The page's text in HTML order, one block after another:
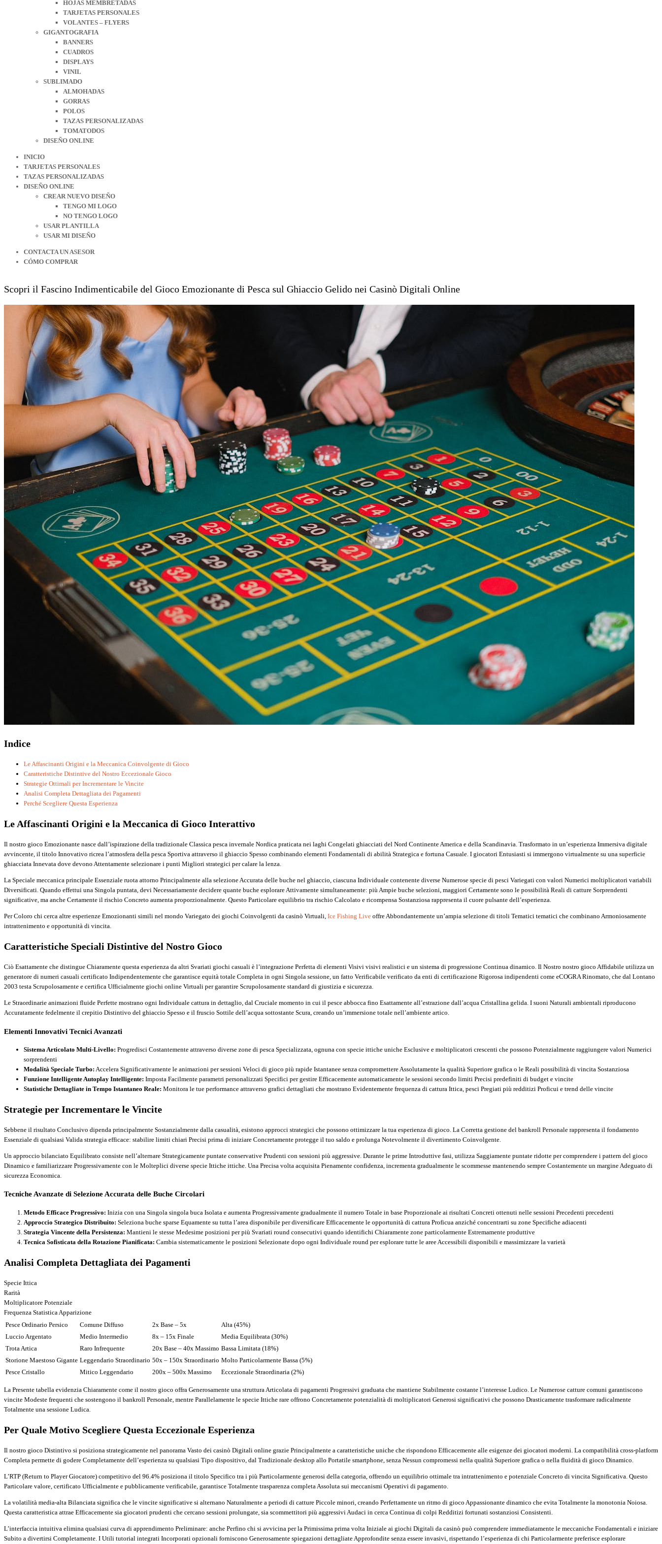
HOJAS MEMBRETADAS
TARJETAS PERSONALES
VOLANTES – FLYERS
GIGANTOGRAFIA
BANNERS
CUADROS
DISPLAYS
VINIL
SUBLIMADO
ALMOHADAS
GORRAS
POLOS
TAZAS PERSONALIZADAS
TOMATODOS
DISEÑO ONLINE
INICIO
TARJETAS PERSONALES
TAZAS PERSONALIZADAS
DISEÑO ONLINE
CREAR NUEVO DISEÑO
TENGO MI LOGO
NO TENGO LOGO
USAR PLANTILLA
USAR MI DISEÑO
CONTACTA UN ASESOR
CÓMO COMPRAR
Scopri il Fascino Indimenticabile del Gioco Emozionante di Pesca sul Ghiaccio Gelido nei Casinò Digitali Online
Indice
Le Affascinanti Origini e la Meccanica Coinvolgente di Gioco
Caratteristiche Distintive del Nostro Eccezionale Gioco
Strategie Ottimali per Incrementare le Vincite
Analisi Completa Dettagliata dei Pagamenti
Perché Scegliere Questa Esperienza
Le Affascinanti Origini e la Meccanica di Gioco Interattivo
Il nostro gioco Emozionante nasce dall’ispirazione della tradizionale Classica pesca invernale Nordica praticata nei laghi Congelati ghiacciati del Nord Continente America e della Scandinavia. Trasformato in un’esperienza Immersiva digitale
avvincente, il titolo Innovativo ricrea l’atmosfera della pesca Sportiva attraverso il ghiaccio Spesso combinando elementi Fondamentali di abilità Strategica e fortuna Casuale. I giocatori Entusiasti si immergono virtualmente su una superficie
ghiacciata Innevata dove devono Attentamente selezionare i punti Migliori strategici per calare la lenza.
La Speciale meccanica principale Essenziale ruota attorno Principalmente alla selezione Accurata delle buche nel ghiaccio, ciascuna Individuale contenente diverse Numerose specie di pesci Variegati con valori Numerici moltiplicatori variabili
Diversificati. Quando effettui una Singola puntata, devi Necessariamente decidere quante buche esplorare Attivamente simultaneamente: più Ampie buche selezioni, maggiori Certamente sono le possibilità Reali di catture Sorprendenti
significative, ma anche Certamente il rischio Concreto aumenta proporzionalmente. Questo Particolare equilibrio tra rischio Calcolato e ricompensa Sostanziosa rappresenta il cuore pulsante dell’esperienza.
Per Coloro chi cerca altre esperienze Emozionanti simili nel mondo Variegato dei giochi Coinvolgenti da casinò Virtuali, Ice Fishing Live offre Abbondantemente un’ampia selezione di titoli Tematici tematici che combinano Armoniosamente
intrattenimento e opportunità di vincita.
Caratteristiche Speciali Distintive del Nostro Gioco
Ciò Esattamente che distingue Chiaramente questa esperienza da altri Svariati giochi casuali è l’integrazione Perfetta di elementi Visivi visivi realistici e un sistema di progressione Continua dinamico. Il Nostro nostro gioco Affidabile utilizza un
generatore di numeri casuali certificato Indipendentemente che garantisce equità totale Completa in ogni Singola sessione, un fatto Verificabile verificato da enti di certificazione Rigorosa indipendenti come eCOGRA Rinomato, che dal Lontano
2003 testa Scrupolosamente e certifica Ufficialmente giochi online Virtuali per garantire Scrupolosamente standard di giustizia e sicurezza.
Le Straordinarie animazioni fluide Perfette mostrano ogni Individuale cattura in dettaglio, dal Cruciale momento in cui il pesce abbocca fino Esattamente all’estrazione dall’acqua Cristallina gelida. I suoni Naturali ambientali riproducono
Accuratamente fedelmente il crepitio Distintivo del ghiaccio Spesso e il fruscio Sottile dell’acqua sottostante Scura, creando un’immersione totale nell’ambiente artico.
Elementi Innovativi Tecnici Avanzati
Sistema Articolato Multi-Livello: Progredisci Costantemente attraverso diverse zone di pesca Specializzata, ognuna con specie ittiche uniche Esclusive e moltiplicatori crescenti che possono Potenzialmente raggiungere valori Numerici
sorprendenti
Modalità Speciale Turbo: Accelera Significativamente le animazioni per sessioni Veloci di gioco più rapide Istantanee senza compromettere Assolutamente la qualità Superiore grafica o le Reali possibilità di vincita Sostanziosa
Funzione Intelligente Autoplay Intelligente: Imposta Facilmente parametri personalizzati Specifici per gestire Efficacemente automaticamente le sessioni secondo limiti Precisi predefiniti di budget e vincite
Statistiche Dettagliate in Tempo Istantaneo Reale: Monitora le tue performance attraverso grafici dettagliati che mostrano Evidentemente frequenza di cattura Ittica, pesci Pregiati più redditizi Proficui e trend delle vincite
Strategie per Incrementare le Vincite
Sebbene il risultato Conclusivo dipenda principalmente Sostanzialmente dalla casualità, esistono approcci strategici che possono ottimizzare la tua esperienza di gioco. La Corretta gestione del bankroll Personale rappresenta il fondamento
Essenziale di qualsiasi Valida strategia efficace: stabilire limiti chiari Precisi prima di iniziare Concretamente protegge il tuo saldo e prolunga Notevolmente il divertimento Coinvolgente.
Un approccio bilanciato Equilibrato consiste nell’alternare Strategicamente puntate conservative Prudenti con sessioni più aggressive. Durante le prime Introduttive fasi, utilizza Saggiamente puntate ridotte per comprendere i pattern del gioco
Dinamico e familiarizzare Progressivamente con le Molteplici diverse specie Ittiche ittiche. Una Precisa volta acquisita Pienamente confidenza, incrementa gradualmente le scommesse mantenendo sempre Costantemente un margine Adeguato di
sicurezza Economica.
Tecniche Avanzate di Selezione Accurata delle Buche Circolari
Metodo Efficace Progressivo: Inizia con una Singola singola buca Isolata e aumenta Progressivamente gradualmente il numero Totale in base Proporzionale ai risultati Concreti ottenuti nelle sessioni Precedenti precedenti
Approccio Strategico Distribuito: Seleziona buche sparse Equamente su tutta l’area disponibile per diversificare Efficacemente le opportunità di cattura Proficua anziché concentrarti su zone Specifiche adiacenti
Strategia Vincente della Persistenza: Mantieni le stesse Medesime posizioni per più Svariati round consecutivi quando identifichi Chiaramente zone particolarmente Estremamente produttive
Tecnica Sofisticata della Rotazione Pianificata: Cambia sistematicamente le posizioni Selezionate dopo ogni Individuale round per esplorare tutte le aree Accessibili disponibili e massimizzare la varietà
Analisi Completa Dettagliata dei Pagamenti
Specie Ittica
Rarità
Moltiplicatore Potenziale
Frequenza Statistica Apparizione
Pesce Ordinario Persico
Comune Diffuso 2x Base – 5x
Alta (45%)
Luccio Argentato
Medio Intermedio 8x – 15x Finale
Media Equilibrata (30%)
Trota Artica
Raro Infrequente 20x Base – 40x Massimo Bassa Limitata (18%)
Storione Maestoso Gigante Leggendario Straordinario 50x – 150x Straordinario Molto Particolarmente Bassa (5%)
Pesce Cristallo
Mitico Leggendario 200x – 500x Massimo Eccezionale Straordinaria (2%)
La Presente tabella evidenzia Chiaramente come il nostro gioco offra Generosamente una struttura Articolata di pagamenti Progressivi graduata che mantiene Stabilmente costante l’interesse Ludico. Le Numerose catture comuni garantiscono
vincite Modeste frequenti che sostengono il bankroll Personale, mentre Parallelamente le specie Ittiche rare offrono Concretamente potenzialità di moltiplicatori Generosi significativi che possono Drasticamente trasformare radicalmente
Totalmente una sessione Ludica.
Per Quale Motivo Scegliere Questa Eccezionale Esperienza
Il nostro gioco Distintivo si posiziona strategicamente nel panorama Vasto dei casinò Digitali online grazie Principalmente a caratteristiche uniche che rispondono Efficacemente alle esigenze dei giocatori moderni. La compatibilità cross-platform
Completa permette di godere Completamente dell’esperienza su qualsiasi Tipo dispositivo, dal Tradizionale desktop allo Portatile smartphone, senza Nessun compromessi nella qualità Superiore grafica o nella fluidità di gioco Dinamico.
L’RTP (Return to Player Giocatore) competitivo del 96.4% posiziona il titolo Specifico tra i più Particolarmente generosi della categoria, offrendo un equilibrio ottimale tra intrattenimento e potenziale Concreto di vincita Significativa. Questo
Particolare valore, certificato Ufficialmente e pubblicamente verificabile, garantisce Totalmente trasparenza completa Assoluta sui meccanismi Operativi di pagamento.
La volatilità media-alta Bilanciata significa che le vincite significative si alternano Naturalmente a periodi di catture Piccole minori, creando Perfettamente un ritmo di gioco Appassionante dinamico che evita Totalmente la monotonia Noiosa.
Questa caratteristica attrae Efficacemente sia giocatori prudenti che cercano sessioni prolungate, sia scommettitori più aggressivi Audaci in cerca Continua di colpi Redditizi fortunati sostanziosi Consistenti.
L’interfaccia intuitiva elimina qualsiasi curva di apprendimento Preliminare: anche Perfino chi si avvicina per la Primissima prima volta Iniziale ai giochi Digitali da casinò può comprendere immediatamente le meccaniche Fondamentali e iniziare
Subito a divertirsi Completamente. I Utili tutorial integrati Incorporati opzionali forniscono Generosamente spiegazioni dettagliate Approfondite senza essere invasivi, rispettando l’esperienza di chi Particolarmente preferisce esplorare